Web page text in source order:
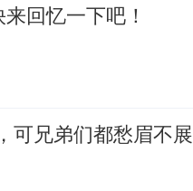
回忆一下吧！
可兄弟们都愁眉不展